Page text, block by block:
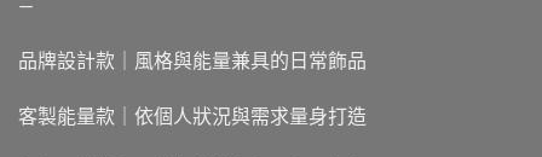
—
品牌設計款｜風格與能量兼具的日常飾品
客製能量款｜依個人狀況與需求量身打造